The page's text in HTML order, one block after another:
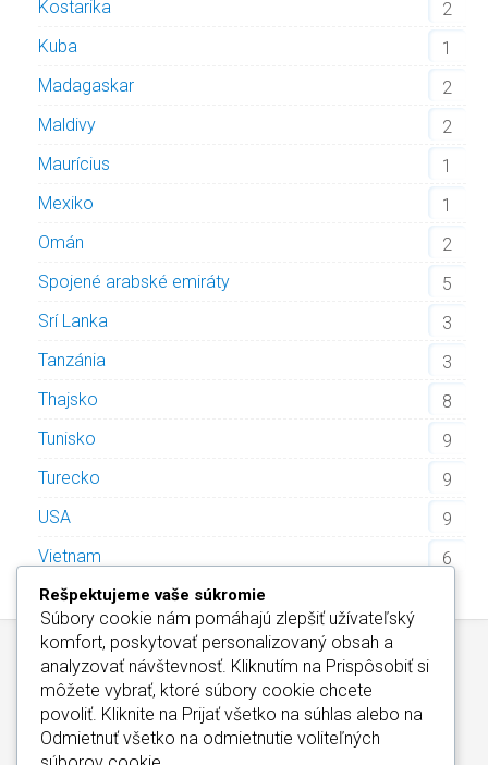
Kostarika
2
Kuba
1
Madagaskar
2
Maldivy
2
Maurícius
1
Mexiko
1
Omán
2
Spojené arabské emiráty
5
Srí Lanka
3
Tanzánia
3
Thajsko
8
Tunisko
9
Turecko
9
USA
9
Vietnam
6
Wellness Hotely Slovensko/Informácie o Cookies
Rešpektujeme vaše súkromie
Súbory cookie nám pomáhajú zlepšiť užívateľský
komfort, poskytovať personalizovaný obsah a
analyzovať návštevnosť. Kliknutím na Prispôsobiť si
môžete vybrať, ktoré súbory cookie chcete
povoliť. Kliknite na Prijať všetko na súhlas alebo na
Odmietnuť všetko na odmietnutie voliteľných